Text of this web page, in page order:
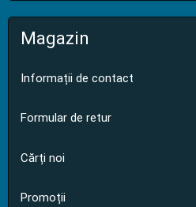
Magazin
Informații de contact
Formular de retur
Cărți noi
Promoții